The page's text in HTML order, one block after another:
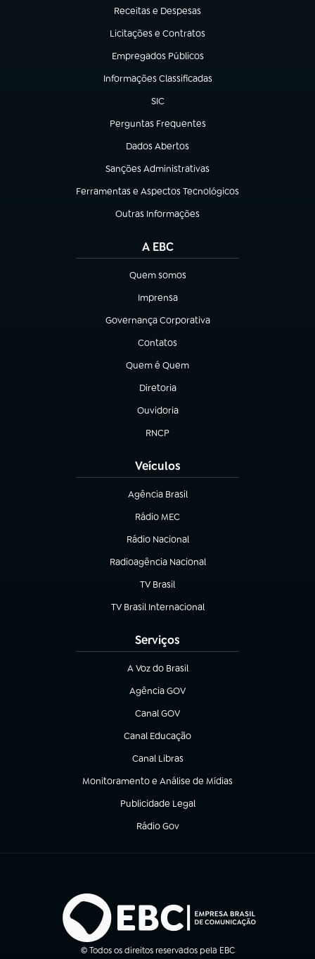
Receitas e Despesas
(abre em nova aba)
Licitações e Contratos
(abre em nova aba)
Empregados Públicos
(abre em nova aba)
Informações Classificadas
(abre em nova aba)
SIC
(abre em nova aba)
Perguntas Frequentes
(abre em nova aba)
Dados Abertos
(abre em nova aba)
Sanções Administrativas
(abre em nova aba)
Ferramentas e Aspectos Tecnológicos
(abre em nova aba)
Outras Informações
(abre em nova aba)
A EBC
Quem somos
(abre em nova aba)
Imprensa
(abre em nova aba)
Governança Corporativa
(abre em nova aba)
Contatos
(abre em nova aba)
Quem é Quem
(abre em nova aba)
Diretoria
(abre em nova aba)
Ouvidoria
(abre em nova aba)
RNCP
(abre em nova aba)
Veículos
Agência Brasil
(abre em nova aba)
Rádio MEC
(abre em nova aba)
Rádio Nacional
Radioagência Nacional
(abre em nova aba)
TV Brasil
(abre em nova aba)
TV Brasil Internacional
(abre em nova aba)
Serviços
A Voz do Brasil
(abre em nova aba)
Agência GOV
(abre em nova aba)
Canal GOV
(abre em nova aba)
Canal Educação
(abre em nova aba)
Canal Libras
(abre em nova aba)
Monitoramento e Análise de Mídias
(abre em nova aba)
Publicidade Legal
(abre em nova aba)
Rádio Gov
(abre em nova aba)
© Todos os direitos reservados pela EBC